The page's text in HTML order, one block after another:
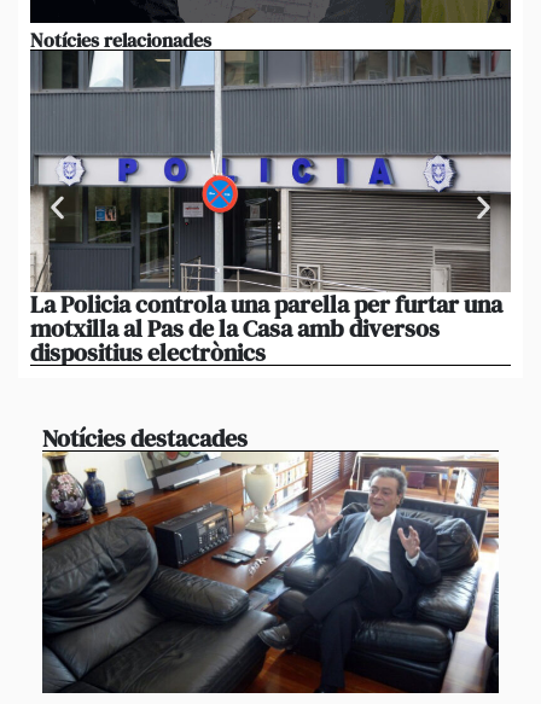
Notícies relacionades
La Policia controla una parella per furtar una
motxilla al Pas de la Casa amb diversos
dispositius electrònics
Notícies destacades